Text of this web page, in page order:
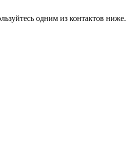
одним из контактов ниже.